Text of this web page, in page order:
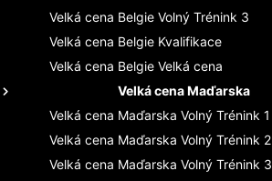
Velká cena Belgie Volný Trénink 3
Velká cena Belgie Kvalifikace
Velká cena Belgie Velká cena
Velká cena Maďarska
Velká cena Maďarska Volný Trénink 1
Velká cena Maďarska Volný Trénink 2
Velká cena Maďarska Volný Trénink 3